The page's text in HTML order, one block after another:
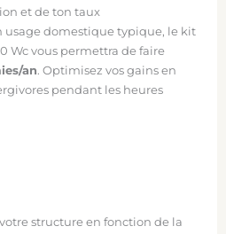
et de ton taux
usage domestique typique, le kit
Wc vous permettra de faire
an. Optimisez vos gains en
pendant les heures
structure en fonction de la